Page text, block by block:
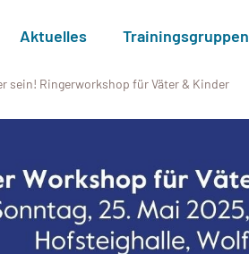
Aktuelles Trainingsgruppen
sein! Ringerworkshop für Väter & Kinder